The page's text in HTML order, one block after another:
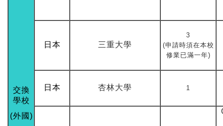
交換
學校
(外國)
日本 三重大學
3
(申請時須在本校
修業已滿一年)
日本 杏林大學 1